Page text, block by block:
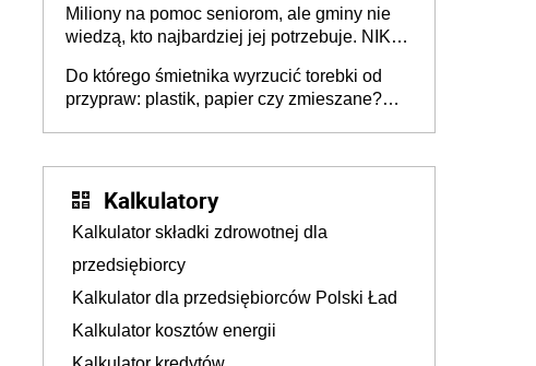
Europie nie ma tak dużych jednostek
stołecznych
Miliony na pomoc seniorom, ale gminy nie
wiedzą, kto najbardziej jej potrzebuje. NIK
Do którego śmietnika wyrzucić torebki od
przypraw: plastik, papier czy zmieszane?
Kalkulatory
Kalkulator składki zdrowotnej dla
przedsiębiorcy
Kalkulator dla przedsiębiorców Polski Ład
Kalkulator kosztów energii